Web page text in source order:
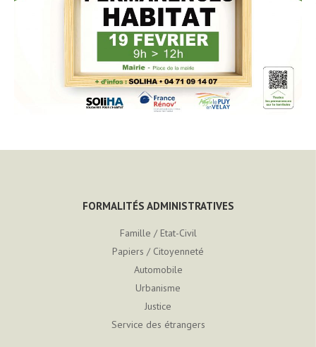
FORMALITÉS ADMINISTRATIVES
Famille / Etat-Civil
Papiers / Citoyenneté
Automobile
Urbanisme
Justice
Service des étrangers